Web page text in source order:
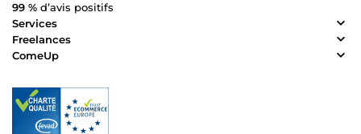
99 % d’avis positifs
Services
Freelances
ComeUp